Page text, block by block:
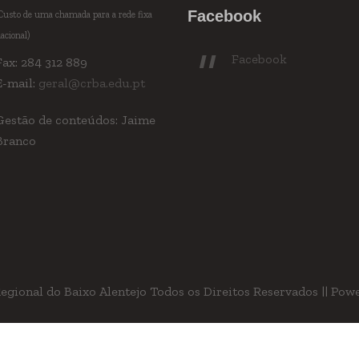
de uma chamada para a rede fixa
284 312 889
mail: geral@crba.edu.pt
de conteúdos: Jaime
Facebook
Facebook
do Baixo Alentejo Todos os Direitos Reservados ||